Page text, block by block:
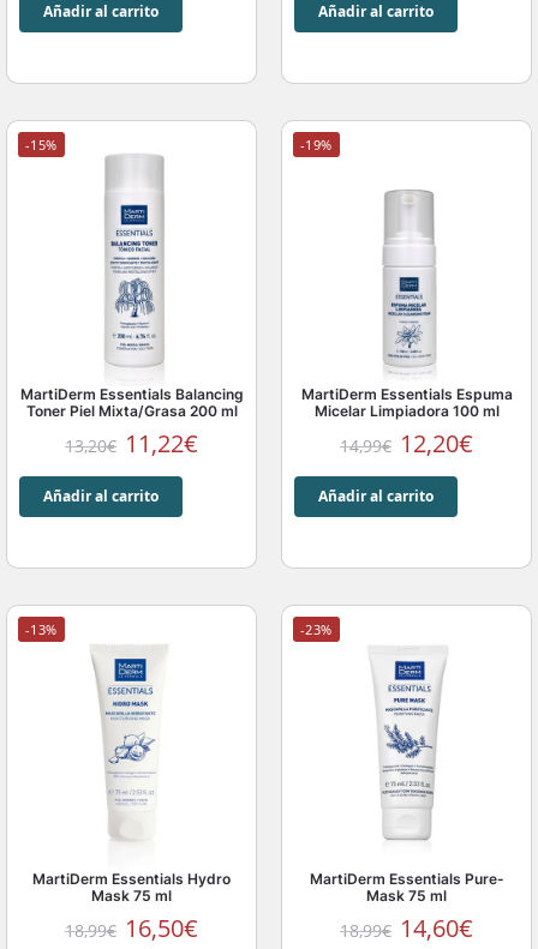
Añadir al carrito Añadir al carrito
-15%
MartiDerm Essentials Balancing
Toner Piel Mixta/Grasa 200 ml
13,20€ 11,22€
Añadir al carrito
-19%
MartiDerm Essentials Espuma
Micelar Limpiadora 100 ml
14,99€ 12,20€
Añadir al carrito
-13%
MartiDerm Essentials Hydro
Mask 75 ml
18,99€ 16,50€
-23%
MartiDerm Essentials Pure-
Mask 75 ml
18,99€ 14,60€